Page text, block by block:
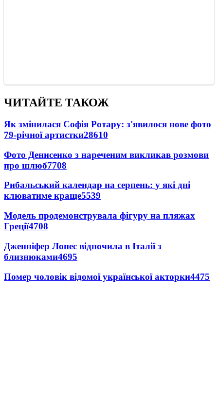
ЧИТАЙТЕ ТАКОЖ
Як змінилася Софія Ротару: з'явилося нове фото
79-річної артистки28610
Фото Денисенко з нареченим викликав розмови
про шлюб7708
Рибальський календар на серпень: у які дні
клюватиме краще5539
Модель продемонструвала фігуру на пляжах
Греції4708
Дженніфер Лопес відпочила в Італії з
близнюками4695
Помер чоловік відомої української акторки4475